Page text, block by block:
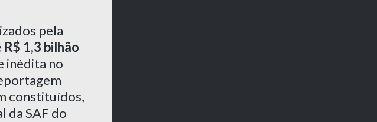
pela
R$ 1,3 bilhão
inédita no
constituídos,
da SAF do